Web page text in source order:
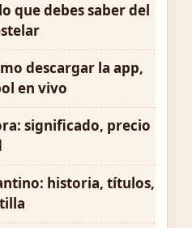
que debes saber del
descargar la app,
en vivo
significado, precio
historia, títulos,